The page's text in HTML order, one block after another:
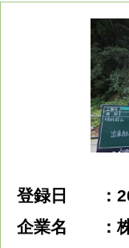
登録日
企業名